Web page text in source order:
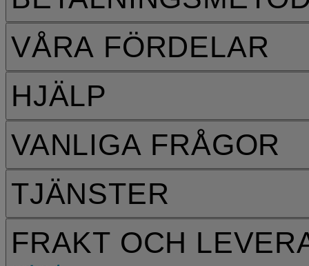
HJÄLP
VANLIGA FRÅGOR
TJÄNSTER
FRAKT OCH
VÅRA FÖRDELAR